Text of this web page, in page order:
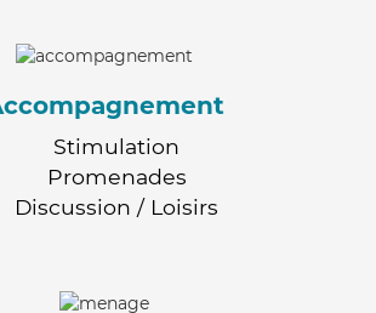
Stimulation
Promenades
Discussion / Loisirs